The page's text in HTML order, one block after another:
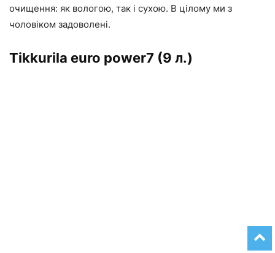
очищення: як вологою, так і сухою. В цілому ми з
чоловіком задоволені.
Tikkurila euro power7 (9 л.)